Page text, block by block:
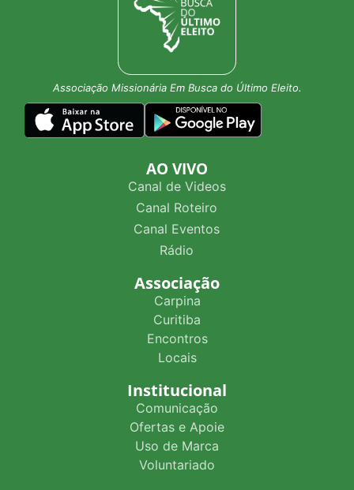
Associação Missionária Em Busca do Último Eleito.
AO VIVO
Canal de Videos
Canal Roteiro
Canal Eventos
Rádio
Associação
Carpina
Curitiba
Encontros
Locais
Institucional
Comunicação
Ofertas e Apoie
Uso de Marca
Voluntariado